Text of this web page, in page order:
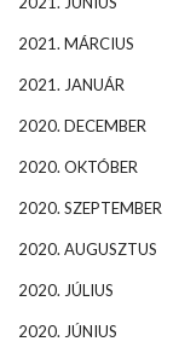
2021. MÁRCIUS
2021. JANUÁR
2020. DECEMBER
2020. OKTÓBER
2020. SZEPTEMBER
2020. AUGUSZTUS
2020. JÚLIUS
2020. JÚNIUS